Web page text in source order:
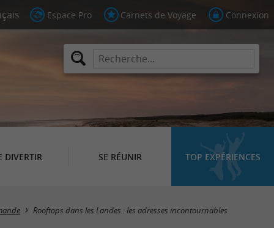
Espace Pro Carnets de Voyage Connexion
DIVERTIR SE RÉUNIR TOP EXPÉRIENCES
Rooftops dans les Landes : les adresses incontournables